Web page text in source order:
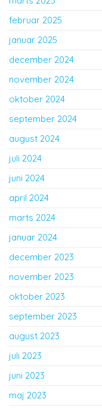
februar 2025
januar 2025
december 2024
november 2024
oktober 2024
september 2024
august 2024
juli 2024
juni 2024
april 2024
marts 2024
januar 2024
december 2023
november 2023
oktober 2023
september 2023
august 2023
juli 2023
juni 2023
maj 2023